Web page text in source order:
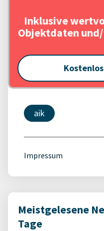
Inklusive
Objektdaten
aik
Impressum
Meistgelesene
Tage